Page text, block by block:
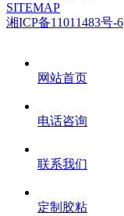
SITEMAP
湘ICP备11011483号-6
网站首页
电话咨询
联系我们
定制胶粘